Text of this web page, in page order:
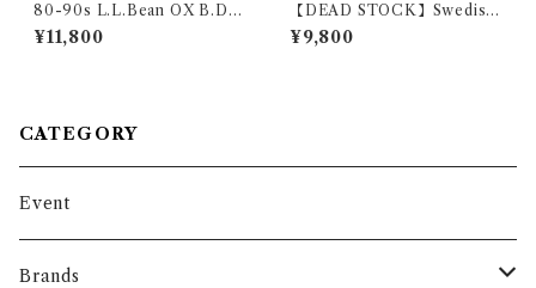
80-90s L.L.Bean OX B.D. S
hirs エルエルビーン 半袖 ボタ
ンダウン シャツ アメリカ製
¥11,800
【DEAD STOCK】Swedish
Army Snow Camouflage P
ants Black スウェーデン軍 ス
¥9,800
CATEGORY
Event
Brands